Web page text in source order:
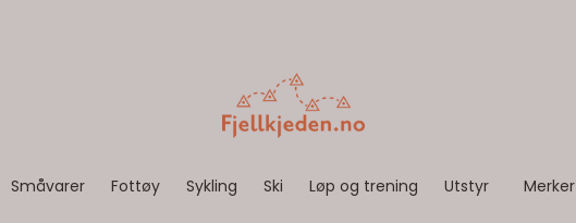
Småvarer Fottøy Sykling Ski Løp og trening Utstyr Merker